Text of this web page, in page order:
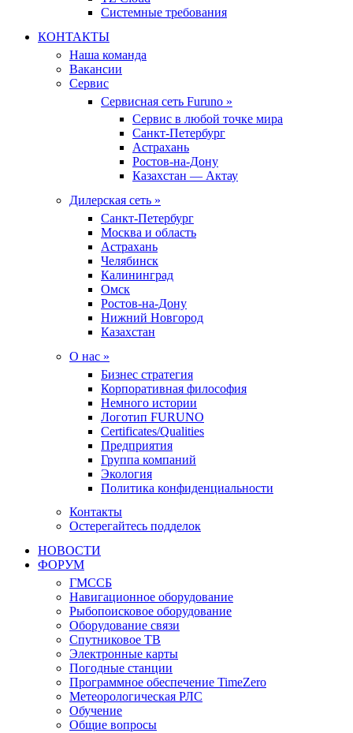
Системные требования
КОНТАКТЫ
Наша команда
Вакансии
Сервис
Сервисная сеть Furuno »
Сервис в любой точке мира
Санкт-Петербург
Астрахань
Ростов-на-Дону
Казахстан — Актау
Дилерская сеть »
Санкт-Петербург
Москва и область
Астрахань
Челябинск
Калининград
Омск
Ростов-на-Дону
Нижний Новгород
Казахстан
О нас »
Бизнес стратегия
Корпоративная философия
Немного истории
Логотип FURUNO
Certificates/Qualities
Предприятия
Группа компаний
Экология
Политика конфиденциальности
Контакты
Остерегайтесь подделок
НОВОСТИ
ФОРУМ
ГМССБ
Навигационное оборудование
Рыбопоисковое оборудование
Оборудование связи
Спутниковое ТВ
Электронные карты
Погодные станции
Программное обеспечение TimeZero
Метеорологическая РЛС
Обучение
Общие вопросы